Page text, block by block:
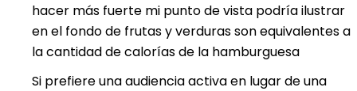
hacer más fuerte mi punto de vista podría ilustrar
en el fondo de frutas y verduras son equivalentes a
la cantidad de calorías de la hamburguesa
Si prefiere una audiencia activa en lugar de una